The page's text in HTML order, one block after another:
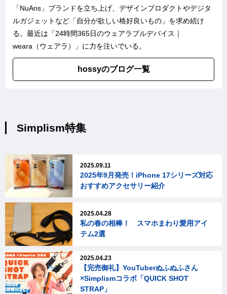
「NuAns 」ブランドを立ち上げ、デザインプロダクトやデジタ
ルガジェットなど「自分が欲しい格好良いもの」を求め続け
る。最近は「24時間365日のウェアラブルデバイス｜
weara（ウェアラ）
」に力を注いでいる。
hossyのブログ一覧
Simplism特集
2025.09.11
2025年9月発売！iPhone 17シリーズ対応
おすすめアクセサリー紹介
2025.04.28
私の春の相棒！ スマホまわり愛用アイ
テム2選
2025.04.23
【完売御礼】YouTuberぬふぬふさん
×Simplismコラボ「QUICK SHOT
STRAP」